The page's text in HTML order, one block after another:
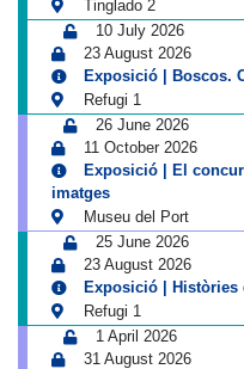
Tinglado 2
10 July 2026
23 August 2026
Exposició | Boscos.
Refugi 1
26 June 2026
11 October 2026
Exposició | El
imatges
Museu del Port
25 June 2026
23 August 2026
Exposició | Històries
Refugi 1
1 April 2026
31 August 2026